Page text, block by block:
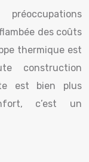
des coûts
thermique est
construction
est bien plus
c’est un